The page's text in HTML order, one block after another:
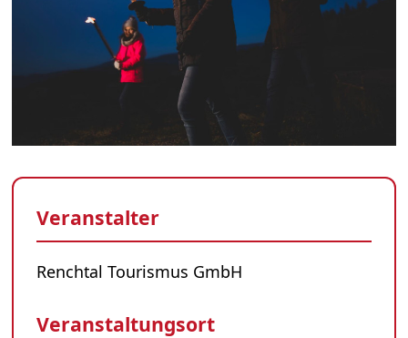
Veranstalter
Renchtal Tourismus GmbH
Veranstaltungsort